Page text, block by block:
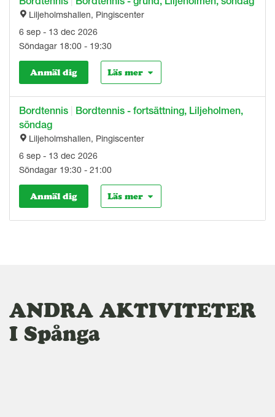
Liljeholmshallen, Pingiscenter
6 sep - 13 dec 2026
Söndagar 18:00 - 19:30
Anmäl dig Läs mer
Bordtennis
Bordtennis - fortsättning, Liljeholmen,
söndag
Liljeholmshallen, Pingiscenter
6 sep - 13 dec 2026
Söndagar 19:30 - 21:00
Anmäl dig Läs mer
ANDRA AKTIVITETER
I Spånga